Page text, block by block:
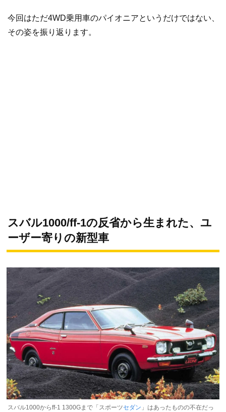
今回はただ4WD乗用車のパイオニアというだけではない、
その姿を振り返ります。
スバル1000/ff-1の反省から生まれた、ユ
ーザー寄りの新型車
スバル1000からff-1 1300Gまで「スポーツセダン 」はあったものの不在だっ